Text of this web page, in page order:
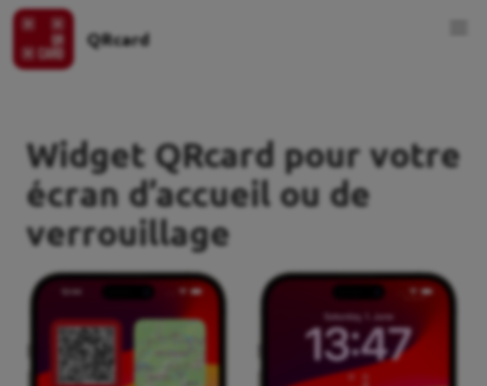
QRcard
Widget QRcard pour votre
écran d’accueil ou de
verrouillage